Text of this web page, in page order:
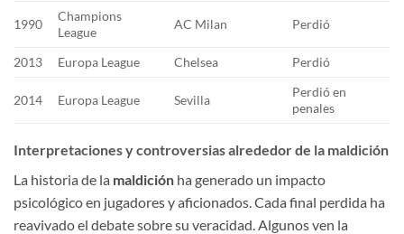
1990
Champions
League
AC Milan Perdió
2013 Europa League Chelsea Perdió
2014 Europa League Sevilla
Perdió en
penales
Interpretaciones y controversias alrededor de la maldición
La historia de la maldición ha generado un impacto
psicológico en jugadores y aficionados. Cada final perdida ha
reavivado el debate sobre su veracidad. Algunos ven la